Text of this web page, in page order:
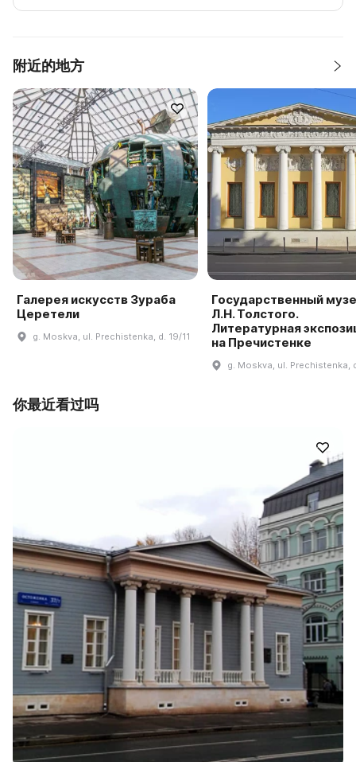
附近的地方
Галерея искусств Зураба
Церетели
g. Moskva, ul. Prechistenka, d. 19/11
Государственный
Л.Н. Толстого.
Литературная
на Пречистенке
g. Moskva, ul. Prechistenka,
你最近看过吗